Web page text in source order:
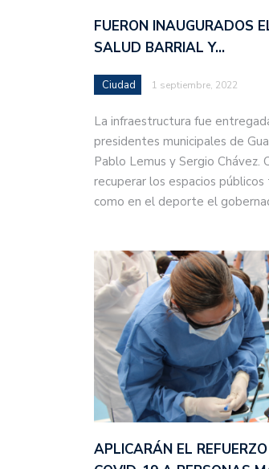
FUERON INAUGURADOS
SALUD BARRIAL Y…
Ciudad 1 septiembre, 2022
La infraestructura fue
presidentes municipales de
Pablo Lemus y Sergio Chávez.
recuperar los espacios
como en el deporte el
APLICARÁN EL